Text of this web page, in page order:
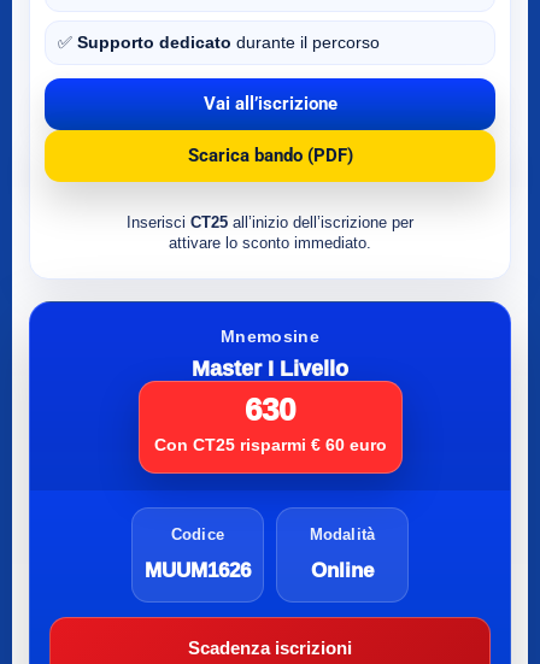
✅ Supporto dedicato durante il percorso
Vai all’iscrizione
Scarica bando (PDF)
Inserisci CT25 all’inizio dell’iscrizione per
attivare lo sconto immediato.
Mnemosine
Master I Livello
630
Con CT25 risparmi € 60 euro
Codice
MUUM1626
Modalità
Online
Scadenza iscrizioni